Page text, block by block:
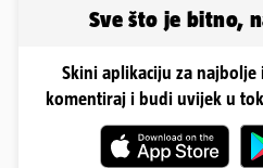
Sve što je bitno,
Skini aplikaciju za najbolje
komentiraj i budi uvijek u